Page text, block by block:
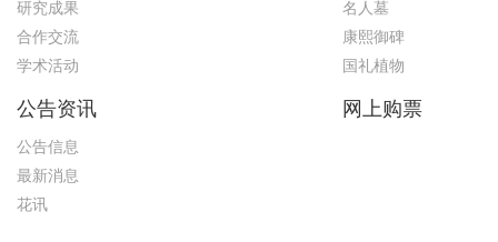
研究成果
合作交流
学术活动
名人墓
康熙御碑
国礼植物
公告资讯
公告信息
最新消息
花讯
网上购票